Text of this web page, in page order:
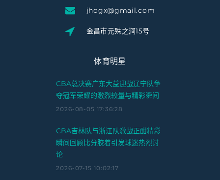
jhogx@gmail.com
金昌市元殊之涧15号
体育明星
CBA总决赛广东大益迎战辽宁队争
夺冠军荣耀的激烈较量与精彩瞬间
2026-08-05 17:36:28
CBA吉林队与浙江队激战正酣精彩
瞬间回顾比分胶着引发球迷热烈讨
论
2026-07-15 10:02:17